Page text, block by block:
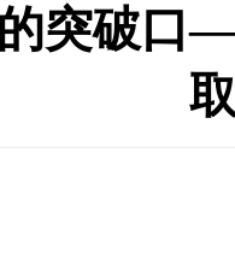
突破口